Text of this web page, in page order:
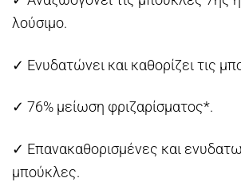
λούσιμο.
✓ Ενυδατώνει και καθορίζει τις
✓ 76% μείωση φριζαρίσματος*.
✓ Επανακαθορισμένες και
μπούκλες.